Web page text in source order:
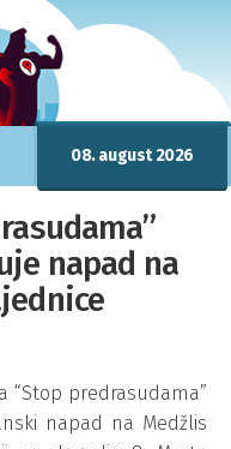
08. august 2026
napad na
“Stop predrasudama”
napad na Medžlis